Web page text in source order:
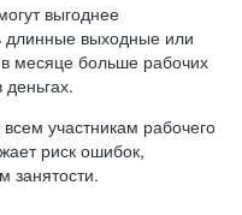
выгоднее
длинные выходные или
в месяце больше рабочих
участникам рабочего
риск ошибок,
занятости.